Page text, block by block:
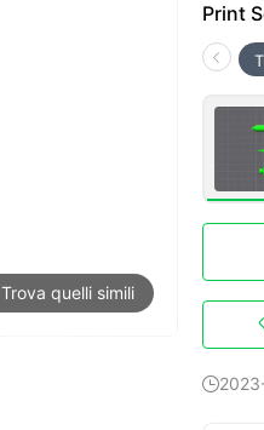
Trova quelli simili
Print
